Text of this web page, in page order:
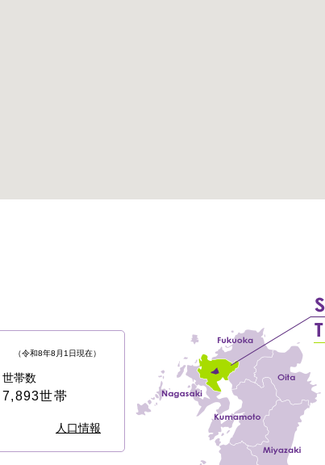
（令和8年8月1日現在）
世帯数
7,893世帯
人口情報